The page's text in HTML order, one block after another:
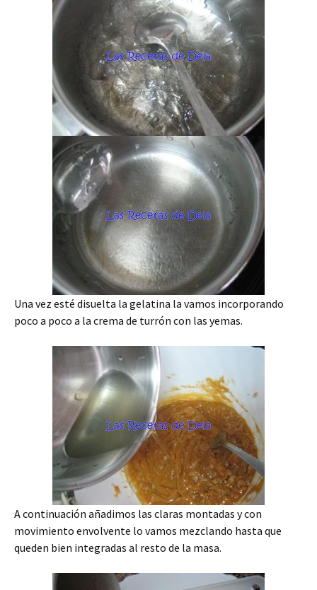
Una vez esté disuelta la gelatina la vamos incorporando
poco a poco a la crema de turrón con las yemas.
A continuación añadimos las claras montadas y con
movimiento envolvente lo vamos mezclando hasta que
queden bien integradas al resto de la masa.